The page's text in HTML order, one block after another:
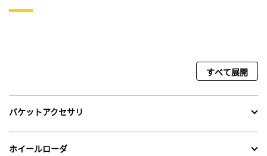
すべて展開
バケットアクセサリ
ホイールローダ